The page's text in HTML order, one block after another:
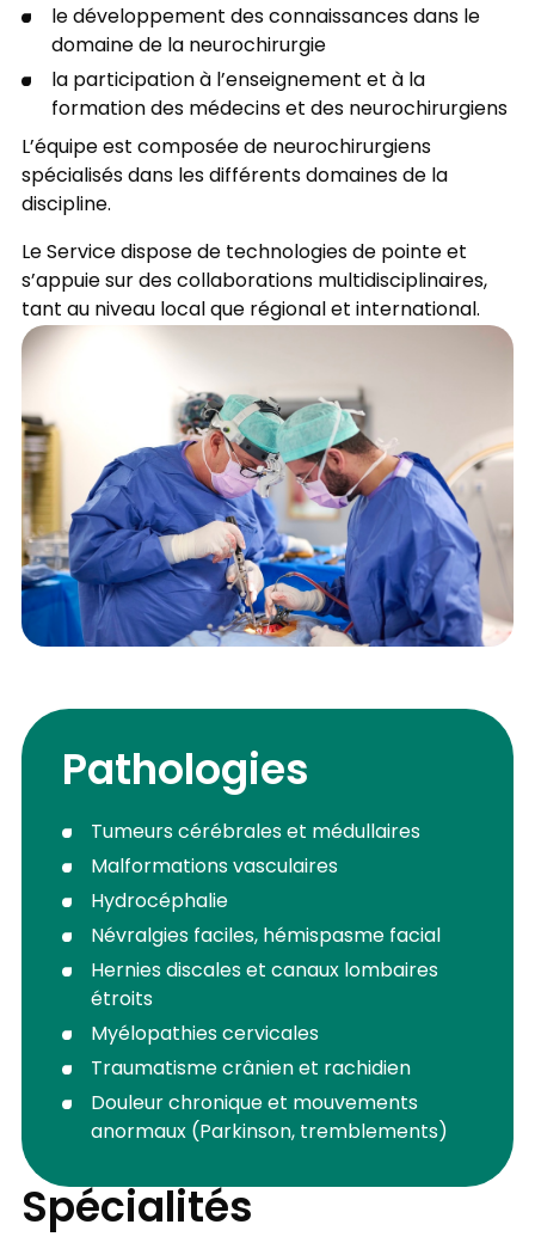
le développement des connaissances dans le
domaine de la neurochirurgie
la participation à l’enseignement et à la
formation des médecins et des neurochirurgiens
L’équipe est composée de neurochirurgiens
spécialisés dans les différents domaines de la
discipline.
Le Service dispose de technologies de pointe et
s’appuie sur des collaborations multidisciplinaires,
tant au niveau local que régional et international.
Pathologies
Tumeurs cérébrales et médullaires
Malformations vasculaires
Hydrocéphalie
Névralgies faciles, hémispasme facial
Hernies discales et canaux lombaires
étroits
Myélopathies cervicales
Traumatisme crânien et rachidien
Douleur chronique et mouvements
anormaux (Parkinson, tremblements)
Spécialités